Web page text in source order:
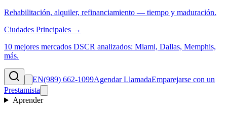
Rehabilitación, alquiler, refinanciamiento — tiempo y maduración.
Ciudades Principales →
10 mejores mercados DSCR analizados: Miami, Dallas, Memphis,
más.
EN(989) 662-1099Agendar LlamadaEmparejarse con un
Prestamista
Aprender